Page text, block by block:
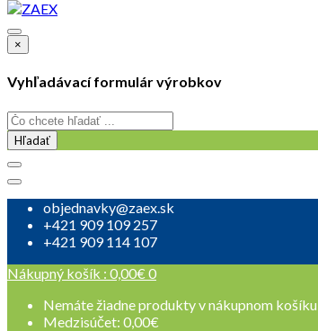
×
Vyhľadávací formulár výrobkov
Hľadať
objednavky@zaex.sk
+421 909 109 257
+421 909 114 107
Nákupný košík : 0,00€ 0
Nemáte žiadne produkty v nákupnom košíku
Medzisúčet: 0,00€